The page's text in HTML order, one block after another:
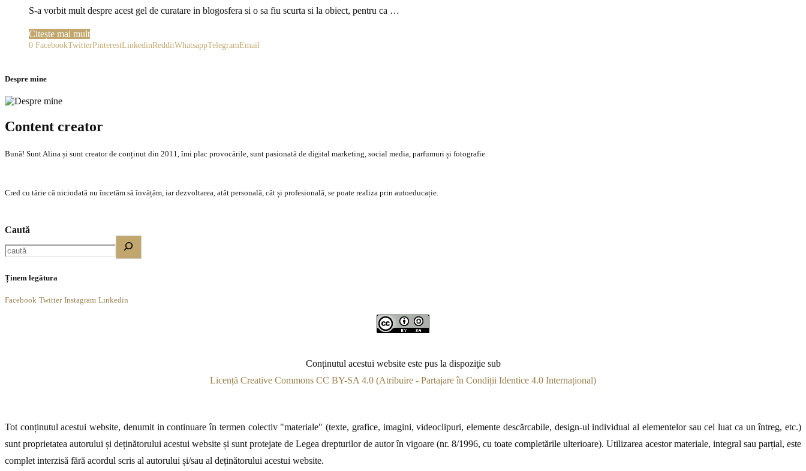
S-a vorbit mult despre acest gel de curatare in blogosfera si o sa fiu scurta si la obiect, pentru ca …
Citește mai mult
0 FacebookTwitterPinterestLinkedinRedditWhatsappTelegramEmail
Despre mine
Content creator
Bună! Sunt Alina și sunt creator de conținut din 2011, îmi plac provocările, sunt pasionată de digital marketing, social media, parfumuri și fotografie.
Cred cu tărie că niciodată nu încetăm să învățăm, iar dezvoltarea, atât personală, cât și profesională, se poate realiza prin autoeducație.
Caută
Ținem legătura
Facebook Twitter Instagram Linkedin
Conținutul acestui website este pus la dispoziţie sub
Licență Creative Commons CC BY-SA 4.0 (Atribuire - Partajare în Condiții Identice 4.0 Internațional)
Tot conținutul acestui website, denumit in continuare în termen colectiv "materiale" (texte, grafice, imagini, videoclipuri, elemente descărcabile, design-ul individual al elementelor sau cel luat ca un întreg, etc.)
sunt proprietatea autorului și deținătorului acestui website și sunt protejate de Legea drepturilor de autor în vigoare (nr. 8/1996, cu toate completările ulterioare). Utilizarea acestor materiale, integral sau parțial, este
complet interzisă fără acordul scris al autorului și/sau al deținătorului acestui website.